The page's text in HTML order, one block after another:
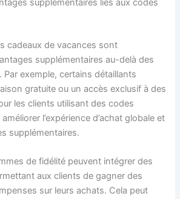
supplémentaires liés aux codes
cadeaux de vacances sont
supplémentaires au-delà des
exemple, certains détaillants
gratuite ou un accès exclusif à des
les clients utilisant des codes
l’expérience d’achat globale et
supplémentaires.
de fidélité peuvent intégrer des
aux clients de gagner des
sur leurs achats. Cela peut